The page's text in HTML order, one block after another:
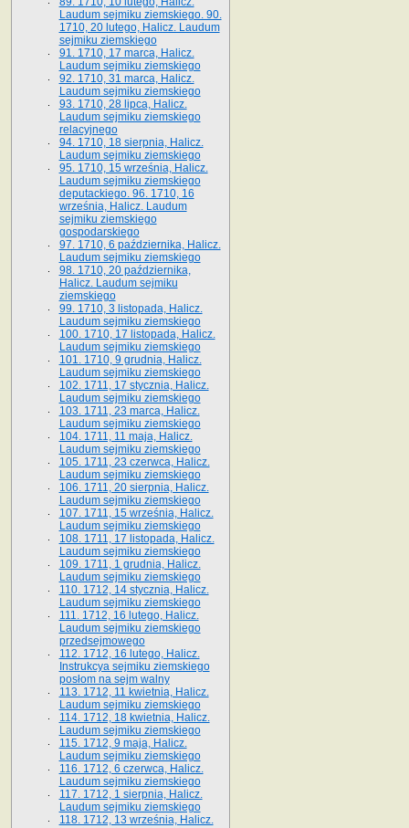
Laudum sejmiku ziemskiego. 90.
1710, 20 lutego, Halicz. Laudum
sejmiku ziemskiego
91. 1710, 17 marca, Halicz.
Laudum sejmiku ziemskiego
92. 1710, 31 marca, Halicz.
Laudum sejmiku ziemskiego
93. 1710, 28 lipca, Halicz.
Laudum sejmiku ziemskiego
relacyjnego
94. 1710, 18 sierpnia, Halicz.
Laudum sejmiku ziemskiego
95. 1710, 15 września, Halicz.
Laudum sejmiku ziemskiego
deputackiego. 96. 1710, 16
września, Halicz. Laudum
sejmiku ziemskiego
gospodarskiego
97. 1710, 6 października, Halicz.
Laudum sejmiku ziemskiego
98. 1710, 20 października,
Halicz. Laudum sejmiku
ziemskiego
99. 1710, 3 listopada, Halicz.
Laudum sejmiku ziemskiego
100. 1710, 17 listopada, Halicz.
Laudum sejmiku ziemskiego
101. 1710, 9 grudnia, Halicz.
Laudum sejmiku ziemskiego
102. 1711, 17 stycznia, Halicz.
Laudum sejmiku ziemskiego
103. 1711, 23 marca, Halicz.
Laudum sejmiku ziemskiego
104. 1711, 11 maja, Halicz.
Laudum sejmiku ziemskiego
105. 1711, 23 czerwca, Halicz.
Laudum sejmiku ziemskiego
106. 1711, 20 sierpnia, Halicz.
Laudum sejmiku ziemskiego
107. 1711, 15 września, Halicz.
Laudum sejmiku ziemskiego
108. 1711, 17 listopada, Halicz.
Laudum sejmiku ziemskiego
109. 1711, 1 grudnia, Halicz.
Laudum sejmiku ziemskiego
110. 1712, 14 stycznia, Halicz.
Laudum sejmiku ziemskiego
111. 1712, 16 lutego, Halicz.
Laudum sejmiku ziemskiego
przedsejmowego
112. 1712, 16 lutego, Halicz.
Instrukcya sejmiku ziemskiego
posłom na sejm walny
113. 1712, 11 kwietnia, Halicz.
Laudum sejmiku ziemskiego
114. 1712, 18 kwietnia, Halicz.
Laudum sejmiku ziemskiego
115. 1712, 9 maja, Halicz.
Laudum sejmiku ziemskiego
116. 1712, 6 czerwca, Halicz.
Laudum sejmiku ziemskiego
117. 1712, 1 sierpnia, Halicz.
Laudum sejmiku ziemskiego
118. 1712, 13 września, Halicz.